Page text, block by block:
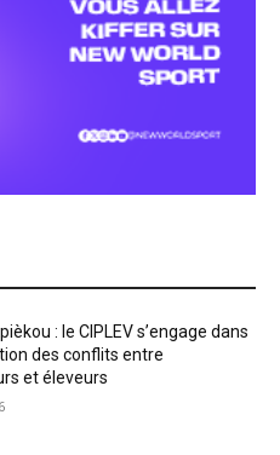
: le CIPLEV s’engage dans
des conflits entre
et éleveurs